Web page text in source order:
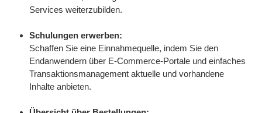
Services weiterzubilden.
Schulungen erwerben:
Schaffen Sie eine Einnahmequelle, indem Sie den
Endanwendern über E-Commerce-Portale und einfaches
Transaktionsmanagement aktuelle und vorhandene
Inhalte anbieten.